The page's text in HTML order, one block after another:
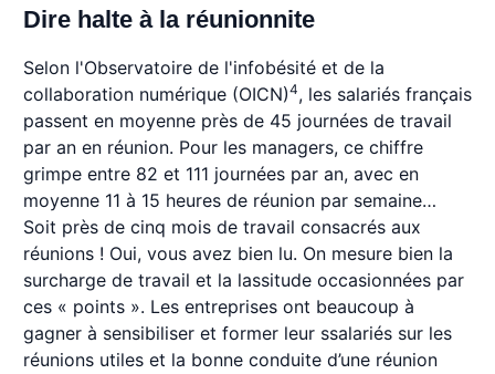
Dire halte à la réunionnite
Selon l'Observatoire de l'infobésité et de la
collaboration numérique (OICN)4, les salariés français
passent en moyenne près de 45 journées de travail
par an en réunion. Pour les managers, ce chiffre
grimpe entre 82 et 111 journées par an, avec en
moyenne 11 à 15 heures de réunion par semaine…
Soit près de cinq mois de travail consacrés aux
réunions ! Oui, vous avez bien lu. On mesure bien la
surcharge de travail et la lassitude occasionnées par
ces « points ». Les entreprises ont beaucoup à
gagner à sensibiliser et former leur ssalariés sur les
réunions utiles et la bonne conduite d’une réunion